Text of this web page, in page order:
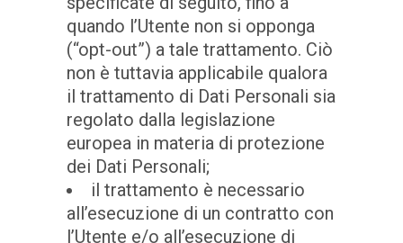
quando l’Utente non si opponga
(“opt-out”) a tale trattamento. Ciò
non è tuttavia applicabile qualora
il trattamento di Dati Personali sia
regolato dalla legislazione
europea in materia di protezione
dei Dati Personali;
il trattamento è necessario
all’esecuzione di un contratto con
l’Utente e/o all’esecuzione di